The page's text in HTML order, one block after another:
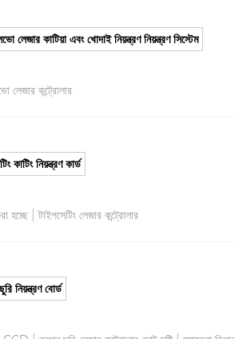
লেজার কাটিয়া এবং খোদাই নিয়ন্ত্রণ নিয়ন্ত্রণ সিস্টেম
লেজার কন্ট্রোলার
কাটিং নিয়ন্ত্রণ কার্ড
হচ্ছে|টাইপসেটিং লেজার কন্ট্রোলার
নিয়ন্ত্রণ বোর্ড